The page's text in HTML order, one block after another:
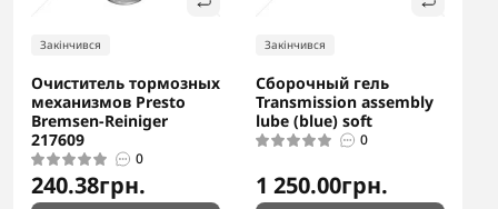
Закінчився
Очиститель тормозных
механизмов Presto
Bremsen-Reiniger
217609
0
240.38грн.
Закінчився
Сборочный гель
Transmission assembly
lube (blue) soft
0
1 250.00грн.